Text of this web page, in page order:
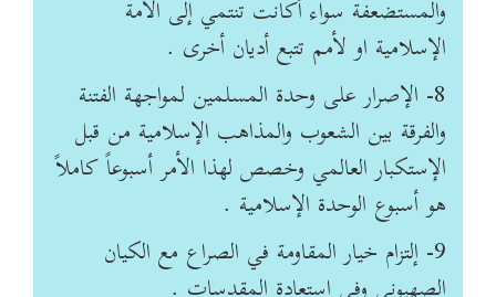
والمستضعفة سواء أكانت تنتمي إلى الأمة
الإسلامية او لأمم تتبع أديان أخرى .
8- الإصرار على وحدة المسلمين لمواجهة الفتنة
والفرقة بين الشعوب والمذاهب الإسلامية من قبل
الإستكبار العالمي وخصص لهذا الأمر أسبوعاً كاملاً
هو أسبوع الوحدة الإسلامية .
9- إلتزام خيار المقاومة في الصراع مع الكيان